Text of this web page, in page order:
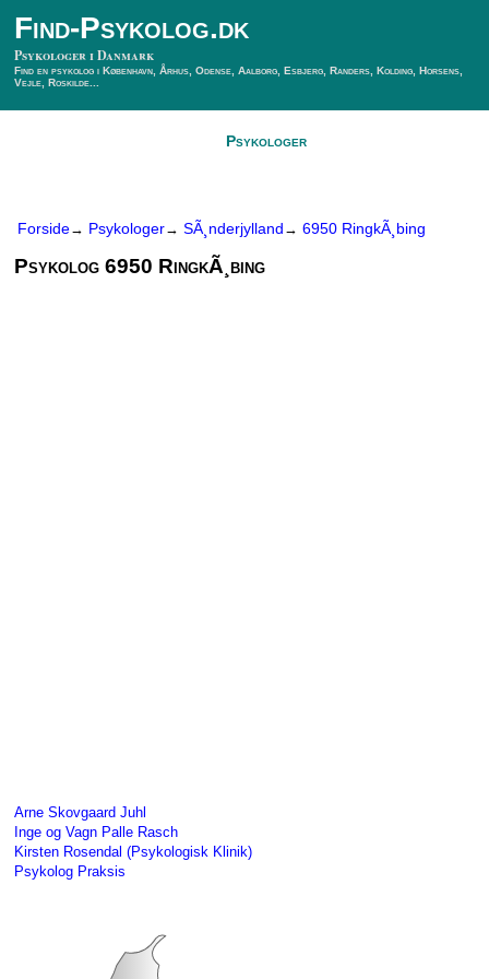
Find-Psykolog.dk
Psykologer i Danmark
Find en psykolog i København, Århus, Odense, Aalborg, Esbjerg, Randers, Kolding, Horsens,
Vejle, Roskilde...
Psykologer
Forside→ Psykologer→ SÃ¸nderjylland → 6950 RingkÃ¸bing
Psykolog 6950 RingkÃ¸bing
Arne Skovgaard Juhl
Inge og Vagn Palle Rasch
Kirsten Rosendal (Psykologisk Klinik)
Psykolog Praksis